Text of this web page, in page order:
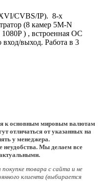
CVBS/IP). 8-х
(8 камер 5M-N
) , встроенная ОС
выход. Работа в 3
к основным мировым валютам
отличаться от указанных на
у менеджера.
неудобства. Мы делаем все
товара с сайта и не
клиента (выбирается